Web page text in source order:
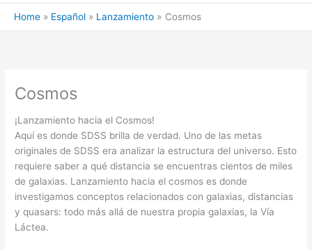
Home Español Lanzamiento Cosmos
Cosmos
¡Lanzamiento hacia el Cosmos!
Aquí es donde SDSS brilla de verdad. Uno de las metas
originales de SDSS era analizar la estructura del universo. Esto
requiere saber a qué distancia se encuentras cientos de miles
de galaxias. Lanzamiento hacia el cosmos es donde
investigamos conceptos relacionados con galaxias, distancias
y quasars: todo más allá de nuestra propia galaxias, la Vía
Láctea.